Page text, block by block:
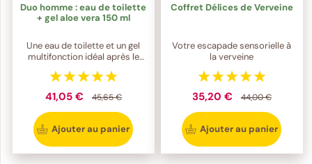
Duo homme : eau de toilette
+ gel aloe vera 150 ml
Une eau de toilette et un gel
multifonction idéal après le
41,05 € 45,65 €
Ajouter au panier
Coffret Délices de Verveine
Votre escapade sensorielle à
la verveine
35,20 € 44,00 €
Ajouter au panier